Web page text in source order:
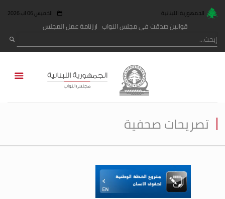
الجمهورية اللبنانية الخميس 06 آب 2026
قوانين صدقت في مجلس النواب رزنامة عمل المجلس
تصريحات صحفية